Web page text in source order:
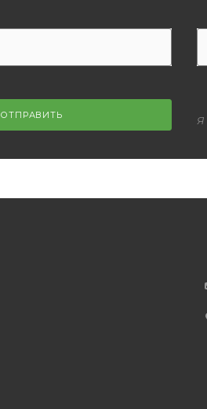
ОТПРАВИТЬ Я